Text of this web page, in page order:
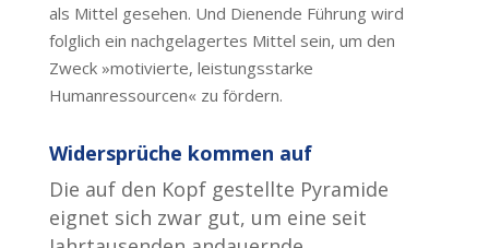
als Mittel gesehen. Und Dienende Führung wird
folglich ein nachgelagertes Mittel sein, um den
Zweck »motivierte, leistungsstarke
Humanressourcen« zu fördern.
Widersprüche kommen auf
Die auf den Kopf gestellte Pyramide
eignet sich zwar gut, um eine seit